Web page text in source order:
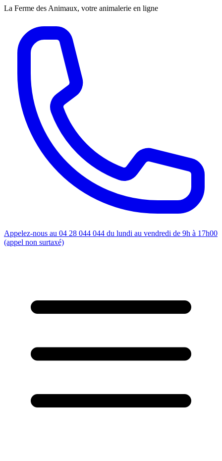
La Ferme des Animaux, votre animalerie en ligne
Appelez-nous au 04 28 044 044 du lundi au vendredi de 9h à 17h00
(appel non surtaxé)